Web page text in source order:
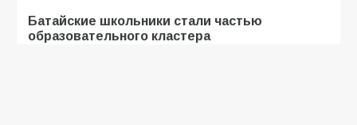
Батайские школьники стали частью
образовательного кластера